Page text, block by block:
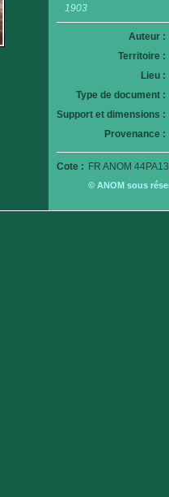
1903
Auteur :
Territoire :
Lieu :
Type de document :
Support et dimensions :
Provenance :
Cote : FR ANOM
© ANOM sous